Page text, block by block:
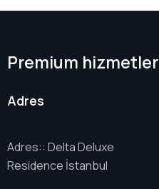
Premium hizmetler
Adres
Adres:: Delta Deluxe
Residence İstanbul